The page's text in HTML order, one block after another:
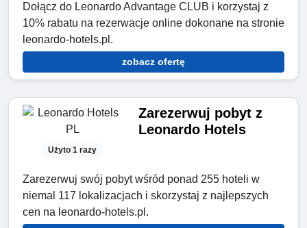
Dołącz do Leonardo Advantage CLUB i korzystaj z
10% rabatu na rezerwacje online dokonane na stronie
leonardo-hotels.pl.
zobacz ofertę
Użyto 1 razy
Zarezerwuj pobyt z
Leonardo Hotels
Zarezerwuj swój pobyt wśród ponad 255 hoteli w
niemal 117 lokalizacjach i skorzystaj z najlepszych
cen na leonardo-hotels.pl.